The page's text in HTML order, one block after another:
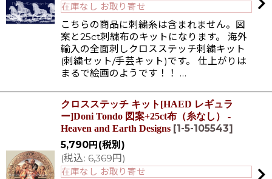
在庫なし お取り寄せ
こちらの商品に刺繍糸は含まれません。図
案と25ct刺繍布のキットになります。 海外
輸入の全面刺しクロスステッチ刺繍キット
(刺繍セット/手芸キット)です。 仕上がりは
まるで絵画のようです！！ …
クロスステッチ キット[HAED レギュラ
ー]Doni Tondo 図案+25ct布（糸なし） -
Heaven and Earth Designs [1-5-105543]
5,790円 (税別)
(税込: 6,369円 )
在庫なし お取り寄せ